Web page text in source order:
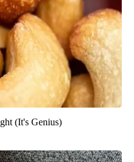
(It's Genius)